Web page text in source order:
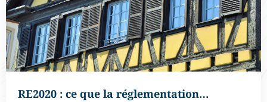
RE2020 : ce que la réglementation…